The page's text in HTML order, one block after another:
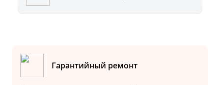
Гарантийный ремонт